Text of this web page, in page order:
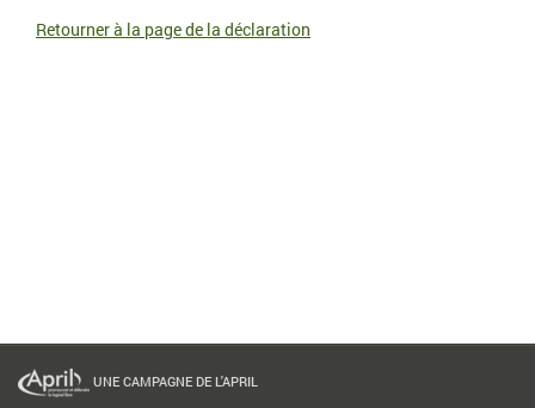
Retourner à la page de la déclaration
UNE CAMPAGNE DE L'APRIL